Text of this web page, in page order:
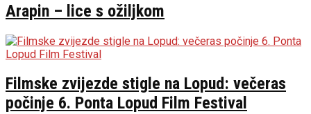
Arapin – lice s ožiljkom
Filmske zvijezde stigle na Lopud: večeras
počinje 6. Ponta Lopud Film Festival